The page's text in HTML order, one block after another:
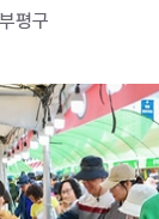
평구